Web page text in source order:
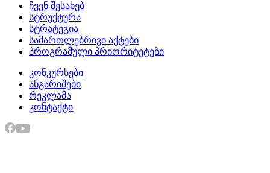
ჩვენ შესახებ
სტრუქტურა
სტრატეგია
სამართლებრივი აქტები
პროგრამული პრიორიტეტები
კონკურსები
ანგარიშები
რეკლამა
კონტაქტი